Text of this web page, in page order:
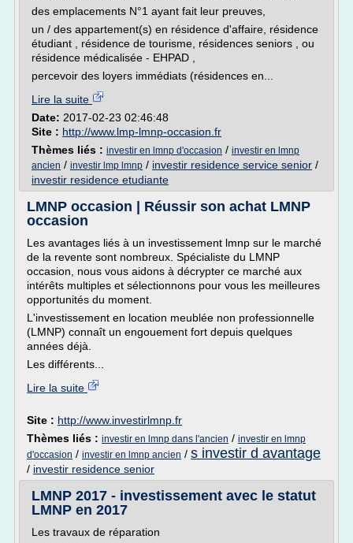
des emplacements N°1 ayant fait leur preuves,
un / des appartement(s) en résidence d'affaire, résidence
étudiant , résidence de tourisme, résidences seniors , ou
résidence médicalisée - EHPAD ,
percevoir des loyers immédiats (résidences en...
Lire la suite
Date: 2017-02-23 02:46:48
Site : http://www.lmp-lmnp-occasion.fr
Thèmes liés : investir en lmnp d'occasion / investir en lmnp
ancien / investir lmp lmnp / investir residence service senior /
investir residence etudiante
LMNP occasion | Réussir son achat LMNP
occasion
Les avantages liés à un investissement lmnp sur le marché
de la revente sont nombreux. Spécialiste du LMNP
occasion, nous vous aidons à décrypter ce marché aux
intérêts multiples et sélectionnons pour vous les meilleures
opportunités du moment.
L'investissement en location meublée non professionnelle
(LMNP) connaît un engouement fort depuis quelques
années déjà.
Les différents...
Lire la suite
Site : http://www.investirlmnp.fr
Thèmes liés : investir en lmnp dans l'ancien / investir en lmnp
d'occasion / investir en lmnp ancien / s investir d avantage
/ investir residence senior
LMNP 2017 - investissement avec le statut
LMNP en 2017
Les travaux de réparation